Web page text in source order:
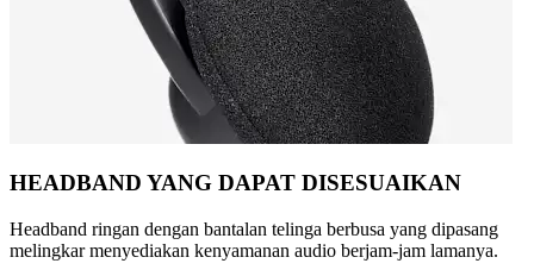
HEADBAND YANG DAPAT DISESUAIKAN
Headband ringan dengan bantalan telinga berbusa yang dipasang
melingkar menyediakan kenyamanan audio berjam-jam lamanya.